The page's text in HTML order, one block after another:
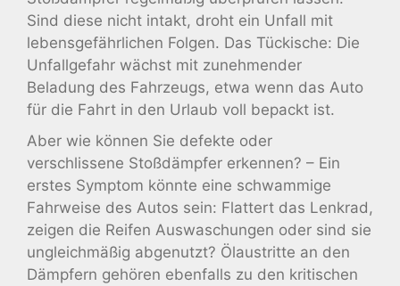
Sind diese nicht intakt, droht ein Unfall mit
lebensgefährlichen Folgen. Das Tückische: Die
Unfallgefahr wächst mit zunehmender
Beladung des Fahrzeugs, etwa wenn das Auto
für die Fahrt in den Urlaub voll bepackt ist.
Aber wie können Sie defekte oder
verschlissene Stoßdämpfer erkennen? – Ein
erstes Symptom könnte eine schwammige
Fahrweise des Autos sein: Flattert das Lenkrad,
zeigen die Reifen Auswaschungen oder sind sie
ungleichmäßig abgenutzt? Ölaustritte an den
Dämpfern gehören ebenfalls zu den kritischen